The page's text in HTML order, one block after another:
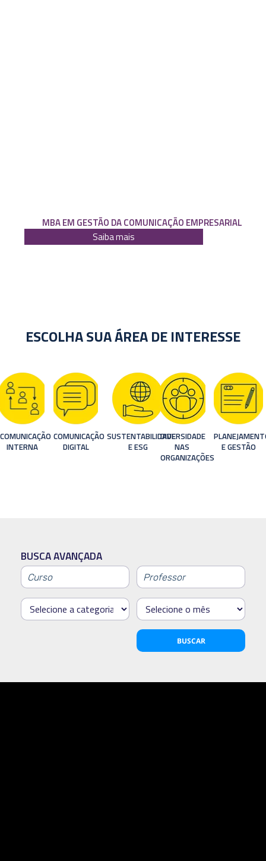
MBA EM GESTÃO DA COMUNICAÇÃO EMPRESARIAL
Saiba mais
ESCOLHA SUA ÁREA DE INTERESSE
COMUNICAÇÃO
INTERNA
COMUNICAÇÃO
DIGITAL
SUSTENTABILIDADE
E ESG
DIVERSIDADE
NAS
ORGANIZAÇÕES
E GESTÃO
BUSCA AVANÇADA